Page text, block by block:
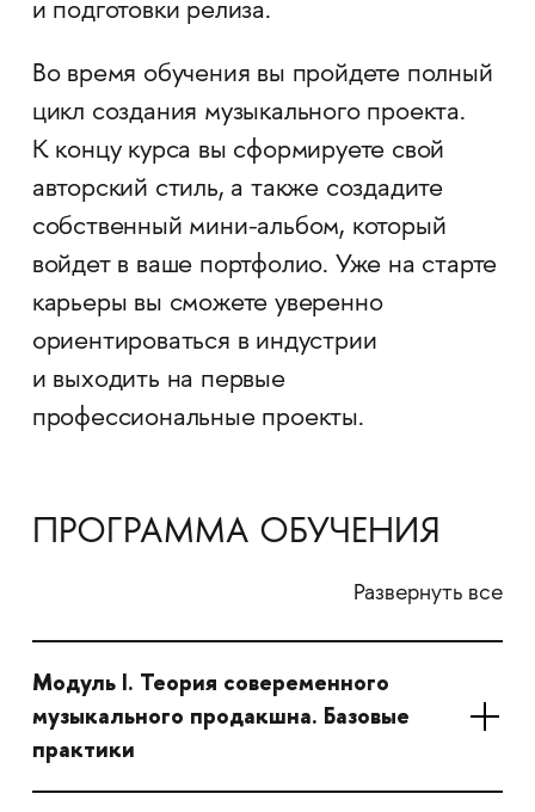
и подготовки релиза.
Во время обучения вы пройдете полный
цикл создания музыкального проекта.
К концу курса вы сформируете свой
авторский стиль, а также создадите
собственный мини-альбом, который
войдет в ваше портфолио. Уже на старте
карьеры вы сможете уверенно
ориентироваться в индустрии
и выходить на первые
профессиональные проекты.
ПРОГРАММА ОБУЧЕНИЯ
Развернуть все
Модуль I. Теория совеременного
музыкального продакшна. Базовые
практики